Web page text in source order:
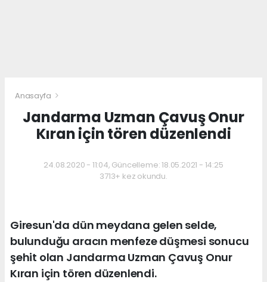
Anasayfa
Jandarma Uzman Çavuş Onur
Kıran için tören düzenlendi
24.08.2020 - 11:04, Güncelleme: 18.05.2021 - 14:25
3713+ kez okundu.
Giresun'da dün meydana gelen selde,
bulunduğu aracın menfeze düşmesi sonucu
şehit olan Jandarma Uzman Çavuş Onur
Kıran için tören düzenlendi.